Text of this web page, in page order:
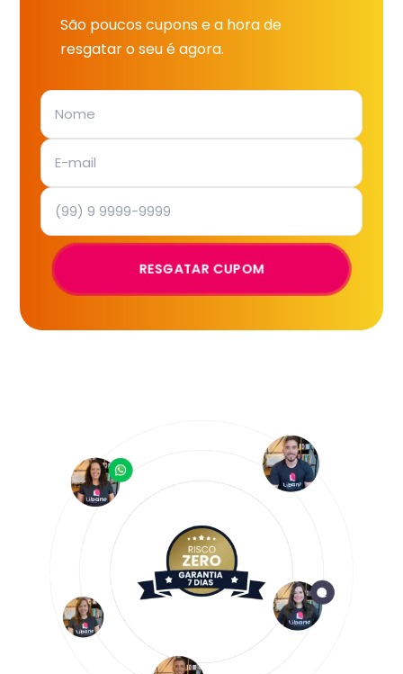
São poucos cupons e a hora de
resgatar o seu é agora.
RESGATAR CUPOM